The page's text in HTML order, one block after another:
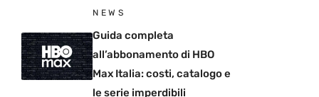
NEWS
Guida completa
all’abbonamento di HBO
Max Italia: costi, catalogo e
le serie imperdibili